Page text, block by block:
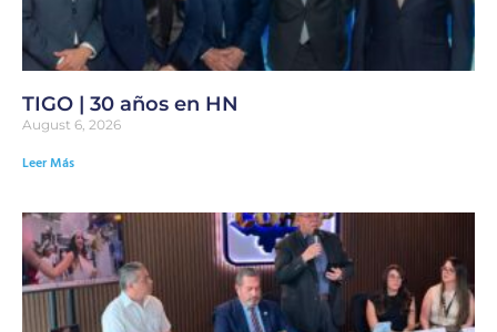
TIGO | 30 años en HN
August 6, 2026
Leer Más